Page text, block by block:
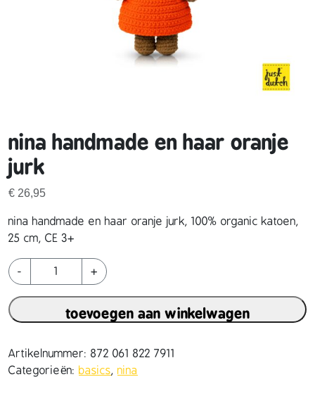
nina handmade en haar oranje
jurk
€ 26,95
nina handmade en haar oranje jurk, 100% organic katoen,
25 cm, CE 3+
-
n
i
n
a
a
n
+
toevoegen aan winkelwagen
Artikelnummer: 872 061 822 7911
Categorieën: basics, nina